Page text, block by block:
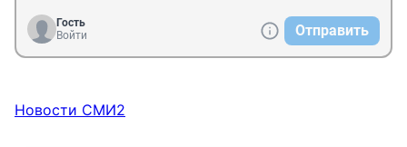
Гость
Войти
Отправить
Новости СМИ2